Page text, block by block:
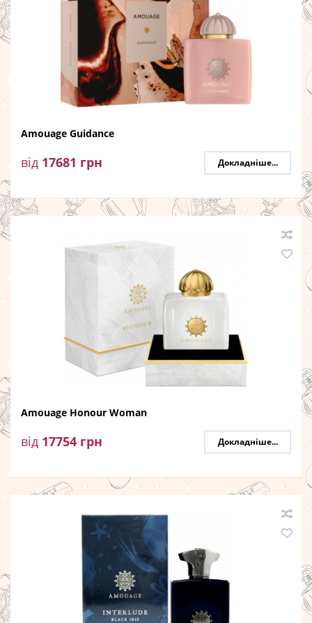
Amouage Guidance
від 17681 грн Докладніше...
Amouage Honour Woman
від 17754 грн Докладніше...